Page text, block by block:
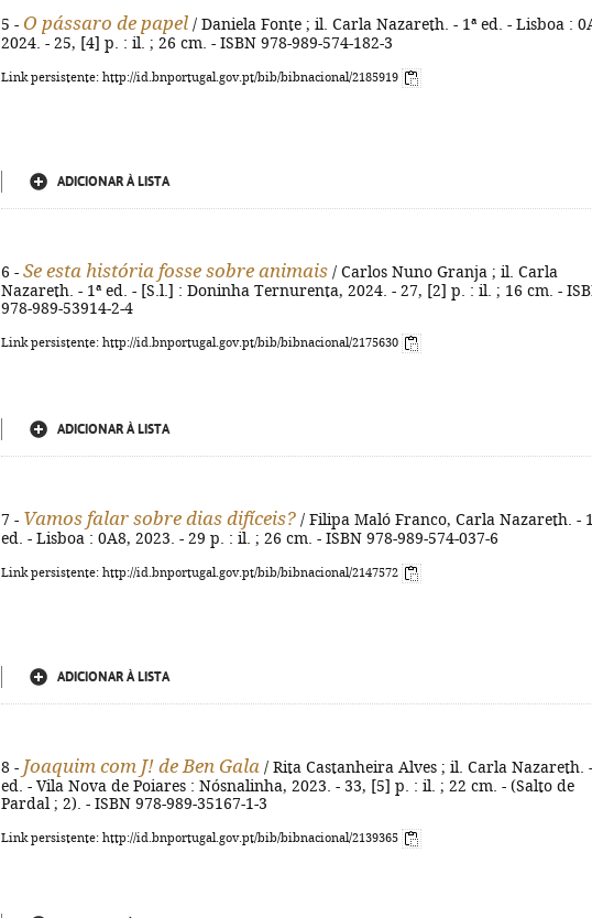
5 - O pássaro de papel / Daniela Fonte ; il. Carla Nazareth. - 1ª ed. - Lisboa :
2024. - 25, [4] p. : il. ; 26 cm. - ISBN 978-989-574-182-3
Link persistente: http://id.bnportugal.gov.pt/bib/bibnacional/2185919
ADICIONAR À LISTA
6 - Se esta história fosse sobre animais / Carlos Nuno Granja ; il. Carla
Nazareth. - 1ª ed. - [S.l.] : Doninha Ternurenta, 2024. - 27, [2] p. : il. ; 16 cm. -
978-989-53914-2-4
Link persistente: http://id.bnportugal.gov.pt/bib/bibnacional/2175630
ADICIONAR À LISTA
7 - Vamos falar sobre dias difíceis? / Filipa Maló Franco, Carla Nazareth. -
ed. - Lisboa : 0A8, 2023. - 29 p. : il. ; 26 cm. - ISBN 978-989-574-037-6
Link persistente: http://id.bnportugal.gov.pt/bib/bibnacional/2147572
ADICIONAR À LISTA
8 - Joaquim com J! de Ben Gala / Rita Castanheira Alves ; il. Carla Nazareth.
ed. - Vila Nova de Poiares : Nósnalinha, 2023. - 33, [5] p. : il. ; 22 cm. - (Salto de
Pardal ; 2). - ISBN 978-989-35167-1-3
Link persistente: http://id.bnportugal.gov.pt/bib/bibnacional/2139365